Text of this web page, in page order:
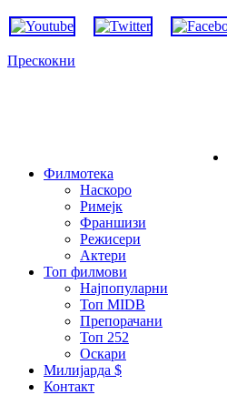
Прескокни
Филмотека
Наскоро
Римејк
Франшизи
Режисери
Актери
Топ филмови
Најпопуларни
Топ MIDB
Препорачани
Топ 252
Оскари
Милијарда $
Контакт